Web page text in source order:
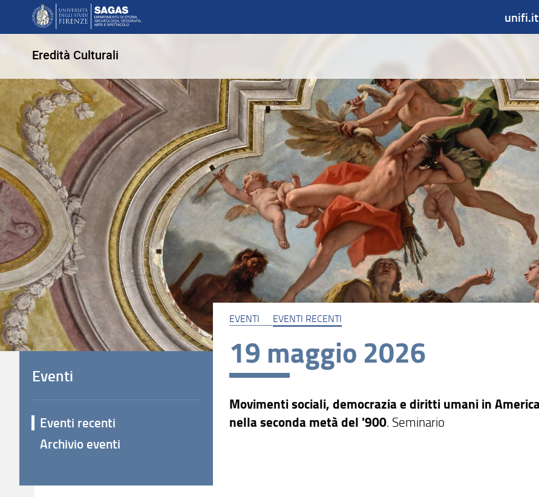
unifi.it
Eredità Culturali
EVENTI EVENTI RECENTI
19 maggio 2026
Movimenti sociali, democrazia e diritti umani in
nella seconda metà del '900. Seminario
Eventi
Eventi recenti
Archivio eventi